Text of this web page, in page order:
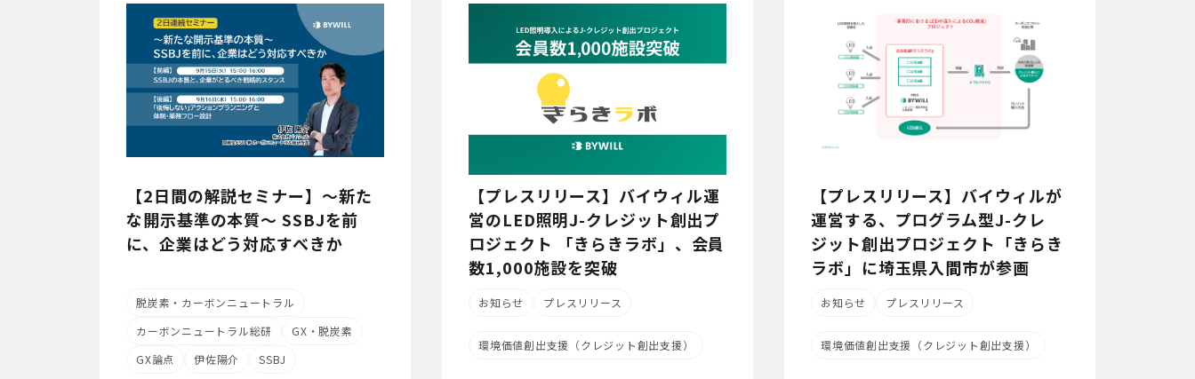
【2日間の解説セミナー】～新た
な開示基準の本質～ SSBJを前
に、企業はどう対応すべきか
脱炭素・カーボンニュートラル
カーボンニュートラル総研
GX・脱炭素
GX論点
伊佐陽介 SSBJ
【プレスリリース】バイウィル運
営のLED照明J-クレジット創出プ
ロジェクト 「きらきラボ」、会員
数1,000施設を突破
お知らせ プレスリリース
環境価値創出支援（クレジット創出支援）
【プレスリリース】バイウィルが
運営する、プログラム型J-クレ
ジット創出プロジェクト「きらき
ラボ」に埼玉県入間市が参画
お知らせ プレスリリース
環境価値創出支援（クレジット創出支援）